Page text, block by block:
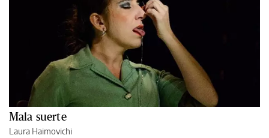
Mala suerte
Laura Haimovichi